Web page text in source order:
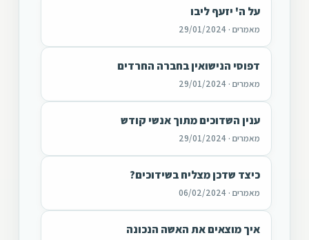
על ה' יזעף ליבו
מאמרים · 29/01/2024
דפוסי הנישואין בחברה החרדים
מאמרים · 29/01/2024
ענין השדוכים מתוך אנשי קודש
מאמרים · 29/01/2024
כיצד שדכן מצליח בשידוכים?
מאמרים · 06/02/2024
איך מוצאים את האשה הנכונה